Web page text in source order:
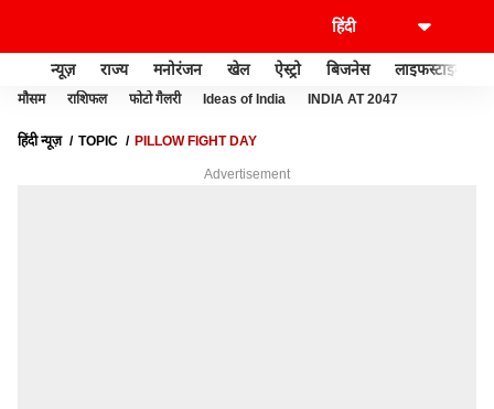
न्यूज़ राज्य मनोरंजन खेल ऐस्ट्रो बिजनेस लाइफस्टाइल
मौसम राशिफल फोटो गैलरी Ideas of India INDIA AT 2047
हिंदी न्यूज़ TOPIC PILLOW FIGHT DAY
Advertisement